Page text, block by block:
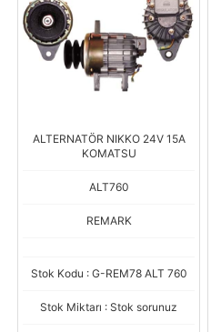
ALTERNATÖR NIKKO 24V 15A
KOMATSU
ALT760
REMARK
Stok Kodu : G-REM78 ALT 760
Stok Miktarı : Stok sorunuz